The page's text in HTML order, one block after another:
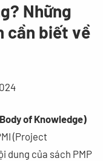
Những
cần biết về
of Knowledge)
(Project
dung của sách PMP